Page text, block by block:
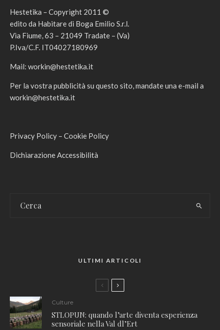
Hestetika – Copyright 2011 ©
edito da Habitare di Boga Emilio S.r.l.
Via Fiume, 63 – 21049 Tradate – (Va)
P.Iva/C.F. IT04027180969
Mail: workin@hestetika.it
Per la vostra pubblicità su questo sito, mandate una e-mail a
workin@hestetika.it
Privacy Policy – Cookie Policy
Dichiarazione Accessibilità
ULTIMI ARTICOLI
Culture
STLOPUN: quando l’arte diventa esperienza
sensoriale nella Val dl’Ert